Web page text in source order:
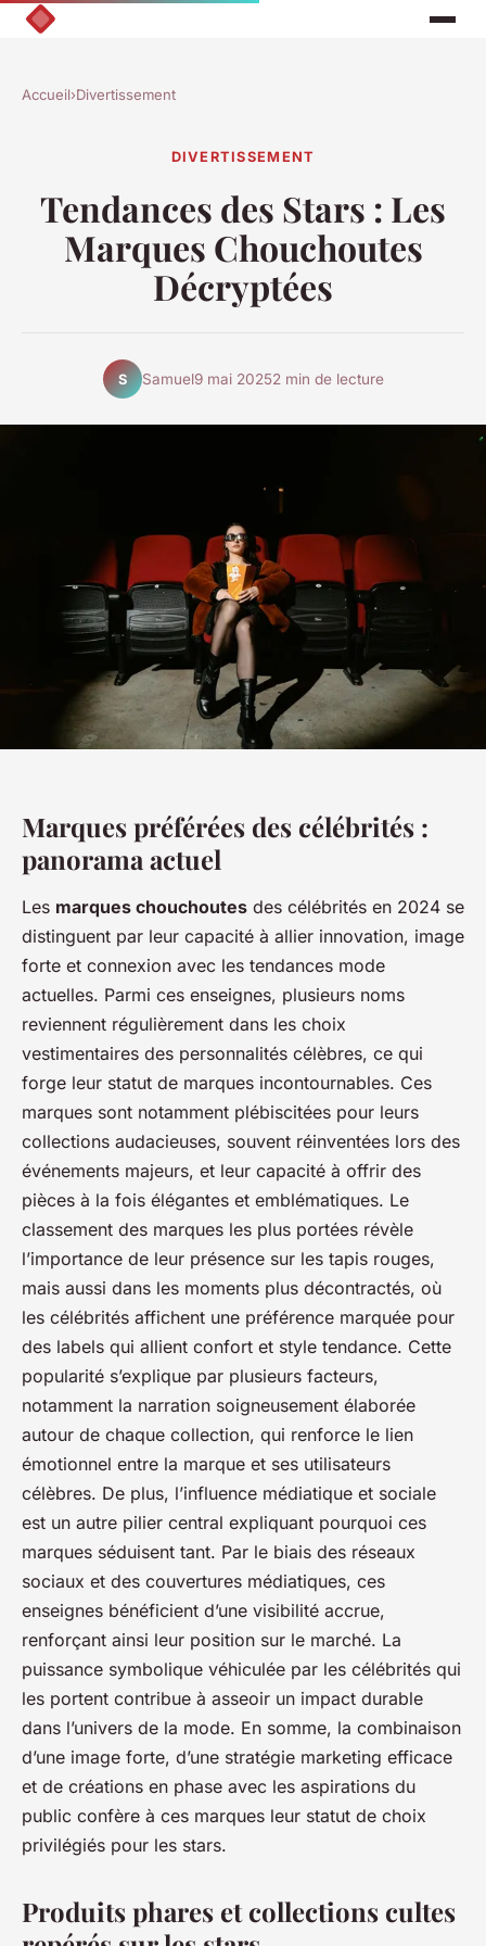
Accueil›Divertissement
DIVERTISSEMENT
Tendances des Stars : Les
Marques Chouchoutes
Décryptées
S Samuel9 mai 20252 min de lecture
Marques préférées des célébrités :
panorama actuel
Les marques chouchoutes des célébrités en 2024 se
distinguent par leur capacité à allier innovation, image
forte et connexion avec les tendances mode
actuelles. Parmi ces enseignes, plusieurs noms
reviennent régulièrement dans les choix
vestimentaires des personnalités célèbres, ce qui
forge leur statut de marques incontournables. Ces
marques sont notamment plébiscitées pour leurs
collections audacieuses, souvent réinventées lors des
événements majeurs, et leur capacité à offrir des
pièces à la fois élégantes et emblématiques. Le
classement des marques les plus portées révèle
l’importance de leur présence sur les tapis rouges,
mais aussi dans les moments plus décontractés, où
les célébrités affichent une préférence marquée pour
des labels qui allient confort et style tendance. Cette
popularité s’explique par plusieurs facteurs,
notamment la narration soigneusement élaborée
autour de chaque collection, qui renforce le lien
émotionnel entre la marque et ses utilisateurs
célèbres. De plus, l’influence médiatique et sociale
est un autre pilier central expliquant pourquoi ces
marques séduisent tant. Par le biais des réseaux
sociaux et des couvertures médiatiques, ces
enseignes bénéficient d’une visibilité accrue,
renforçant ainsi leur position sur le marché. La
puissance symbolique véhiculée par les célébrités qui
les portent contribue à asseoir un impact durable
dans l’univers de la mode. En somme, la combinaison
d’une image forte, d’une stratégie marketing efficace
et de créations en phase avec les aspirations du
public confère à ces marques leur statut de choix
privilégiés pour les stars.
Produits phares et collections cultes